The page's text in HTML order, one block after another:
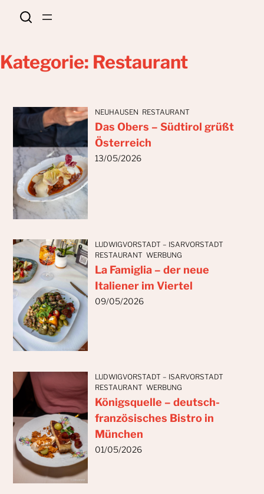
Zum
Inhalt
Kategorie: Restaurant
NEUHAUSEN RESTAURANT
Das Obers – Südtirol grüßt
Österreich
13/05/2026
LUDWIGVORSTADT – ISARVORSTADT
RESTAURANT WERBUNG
La Famiglia – der neue
Italiener im Viertel
09/05/2026
LUDWIGVORSTADT – ISARVORSTADT
RESTAURANT WERBUNG
Königsquelle – deutsch-
französisches Bistro in
München
01/05/2026